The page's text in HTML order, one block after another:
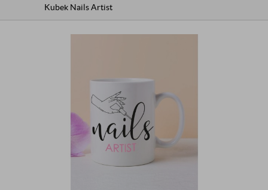
Kubek Nails Artist